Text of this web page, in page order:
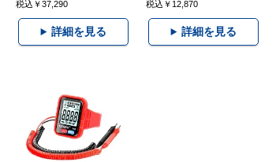
税込￥37,290
詳細を見る
税込￥12,870
詳細を見る